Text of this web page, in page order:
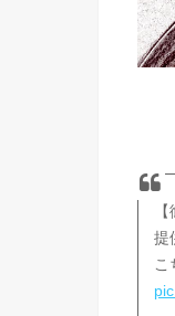
提
こ